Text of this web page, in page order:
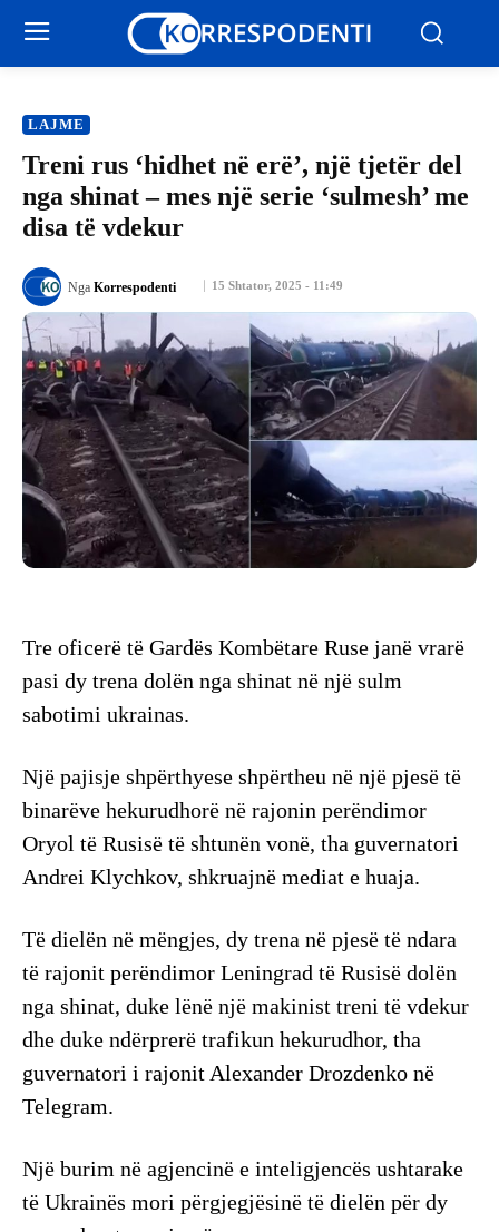
LAJME
Treni rus ‘hidhet në erë’, një tjetër del
nga shinat – mes një serie ‘sulmesh’ me
disa të vdekur
15 Shtator, 2025 - 11:49
Nga Korrespodenti
Tre oficerë të Gardës Kombëtare Ruse janë vrarë
pasi dy trena dolën nga shinat në një sulm
sabotimi ukrainas.
Një pajisje shpërthyese shpërtheu në një pjesë të
binarëve hekurudhorë në rajonin perëndimor
Oryol të Rusisë të shtunën vonë, tha guvernatori
Andrei Klychkov, shkruajnë mediat e huaja.
Të dielën në mëngjes, dy trena në pjesë të ndara
të rajonit perëndimor Leningrad të Rusisë dolën
nga shinat, duke lënë një makinist treni të vdekur
dhe duke ndërprerë trafikun hekurudhor, tha
guvernatori i rajonit Alexander Drozdenko në
Telegram.
Një burim në agjencinë e inteligjencës ushtarake
të Ukrainës mori përgjegjësinë të dielën për dy